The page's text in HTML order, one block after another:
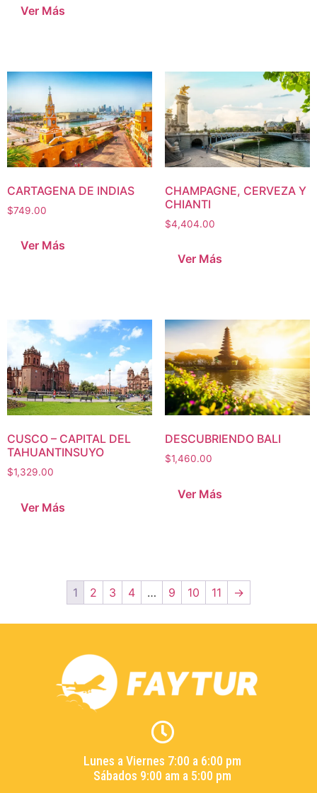
Ver Más
CARTAGENA DE INDIAS
$749.00
Ver Más
CHAMPAGNE, CERVEZA Y
CHIANTI
$4,404.00
Ver Más
CUSCO – CAPITAL DEL
TAHUANTINSUYO
$1,329.00
Ver Más
DESCUBRIENDO BALI
$1,460.00
Ver Más
1 2 3 4 … 9 10 11 →
Lunes a Viernes 7:00 a 6:00 pm
Sábados 9:00 am a 5:00 pm